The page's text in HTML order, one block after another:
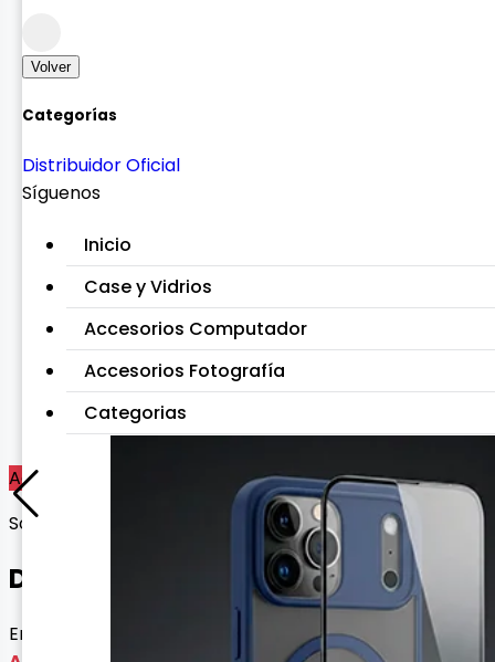
Volver
Categorías
Distribuidor Oficial
Síguenos
Inicio
Case y Vidrios
Accesorios Computador
Accesorios Fotografía
Categorias
Agotado
Sonido Auricular
DIADEMA HD720
Envío gratis con esta oferta